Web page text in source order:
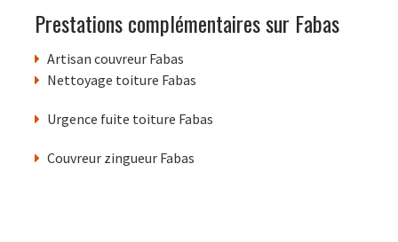
Prestations complémentaires sur Fabas
Artisan couvreur Fabas
Nettoyage toiture Fabas
Urgence fuite toiture Fabas
Couvreur zingueur Fabas